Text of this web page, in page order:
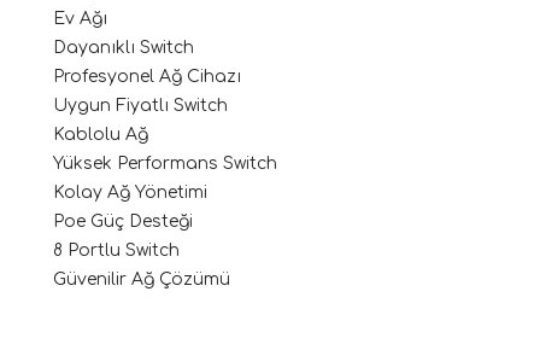
Ev Ağı
Dayanıklı Switch
Profesyonel Ağ Cihazı
Uygun Fiyatlı Switch
Kablolu Ağ
Yüksek Performans Switch
Kolay Ağ Yönetimi
Poe Güç Desteği
8 Portlu Switch
Güvenilir Ağ Çözümü